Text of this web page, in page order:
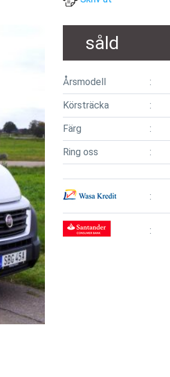
såld
Årsmodell
Körsträcka
Färg
Ring oss